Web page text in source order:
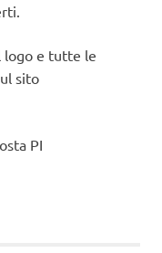
logo e tutte le
sito
PI